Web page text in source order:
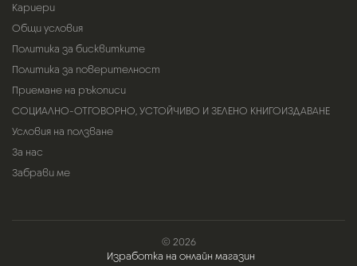
Кариери
Общи условия
Политика за бисквитките
Политика за поверителност
Приемане на ръкописи
СОЦИАЛНО-ОТГОВОРНО, УСТОЙЧИВО И ЗЕЛЕНО КНИГОИЗДАВАНЕ
Условия на ползване
За нас
Забрави ме
© 2026
Изработка на онлайн магазин